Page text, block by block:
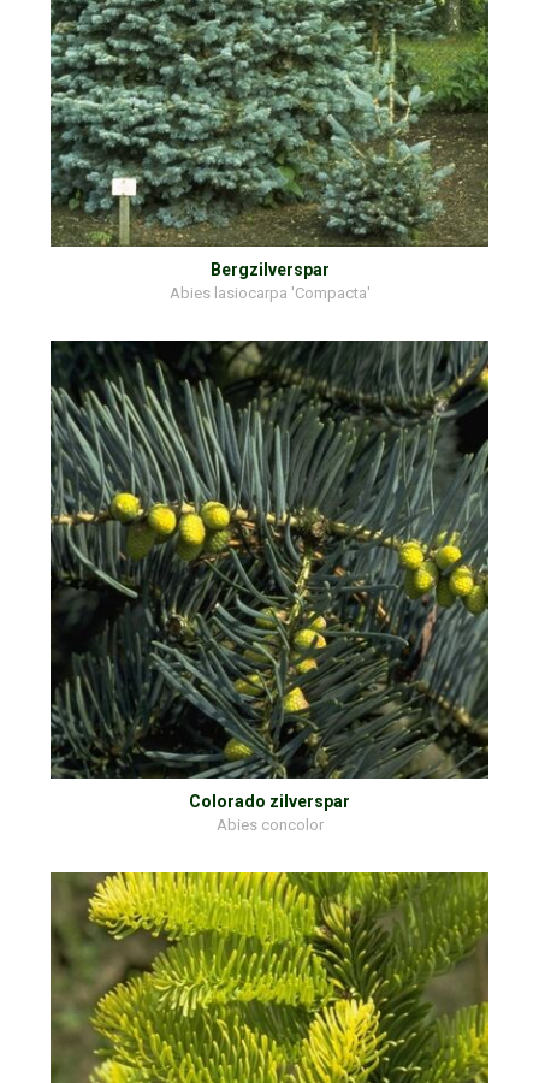
Bergzilverspar
Abies lasiocarpa 'Compacta'
Colorado zilverspar
Abies concolor